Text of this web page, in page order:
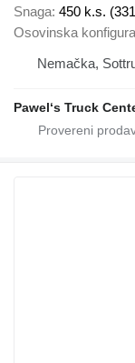
Snaga 450 k.s.
Osovinska
Nemačka,
Pawel‘s Truck